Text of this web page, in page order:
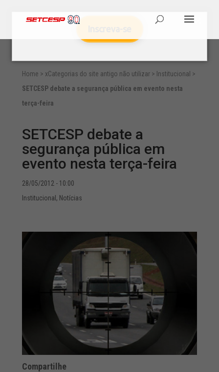
Home > xCategorias do site antigo não utilizar> Institucional >
SETCESP debate a segurança pública em evento nesta
terça-feira
SETCESP debate a
segurança pública em
evento nesta terça-feira
28/05/2012 - 10:00
Institucional , Notícias
Compartilhe